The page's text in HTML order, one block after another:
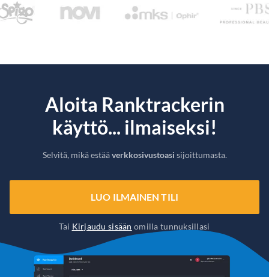
Aloita Ranktrackerin
käyttö... ilmaiseksi!
Selvitä, mikä estääverkkosivustoasi sijoittumasta.
LUO ILMAINEN TILI
Tai Kirjaudu sisään omilla tunnuksillasi